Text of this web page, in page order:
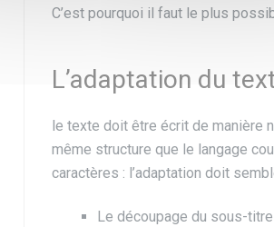
C’est pourquoi il faut le plus
L’adaptation du
le texte doit être écrit de manière
même structure que le langage
caractères : l’adaptation doit
Le découpage du sous-